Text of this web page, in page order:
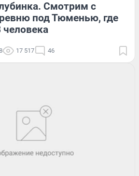
Смотрим с
под Тюменью, где
человека
17 517 46